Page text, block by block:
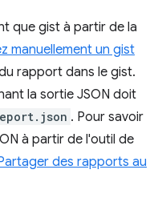
que gist à partir de la
manuellement un gist
rapport dans le gist.
la sortie JSON doit
. Pour savoir
à partir de l'outil de
des rapports au